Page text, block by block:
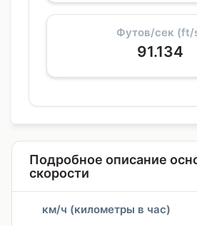
Футов/сек (ft/
91.134
Подробное описание
скорости
км/ч (километры в час)